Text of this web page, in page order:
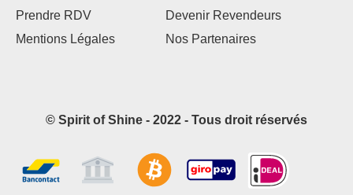
Prendre RDV
Devenir Revendeurs
Mentions Légales
Nos Partenaires
© Spirit of Shine - 2022 - Tous droit réservés